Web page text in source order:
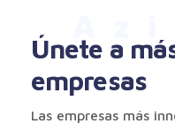
Únete a
empresas
Las empresas más